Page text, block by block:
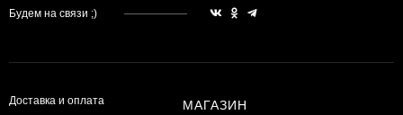
Будем на связи ;)
Доставка и оплата
МАГАЗИН